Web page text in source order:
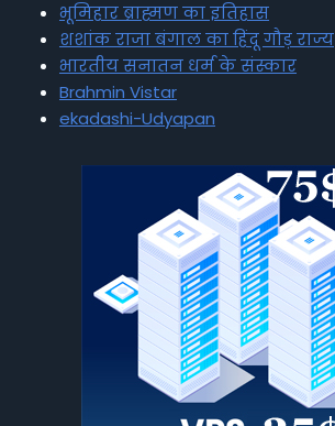
भूमिहार ब्राह्मण का इतिहास
शशांक राजा बंगाल का हिंदू गौड़ राज्य
भारतीय सनातन धर्म के संस्कार
Brahmin Vistar
ekadashi-Udyapan